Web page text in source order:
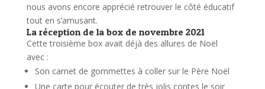
nous avons encore apprécié retrouver le côté éducatif
tout en s’amusant.
La réception de la box de novembre 2021
Cette troisième box avait déjà des allures de Noël
avec :
Son carnet de gommettes à coller sur le Père Noël
Une carte pour écouter de très jolis contes le soir